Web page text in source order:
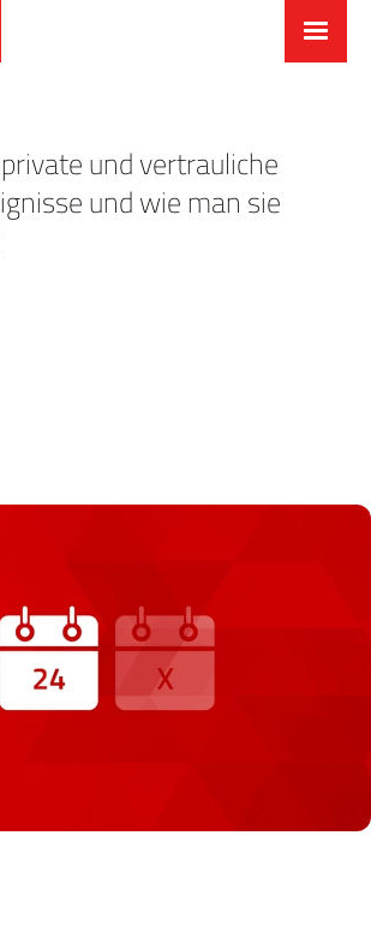
und vertrauliche
und wie man sie